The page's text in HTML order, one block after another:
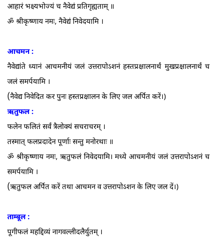
आहारं भक्ष्यभोज्यं च नैवेद्यं प्रतिगृह्यताम्‌ ॥
ॐ श्रीकृष्णाय नमः, नैवेद्यं निवेदयामि ।
आचमन :
नैवेद्यांते ध्यानं आचमनीयं जलं उत्तरापोऽशनं हस्तप्रक्षालनार्थं मुखप्रक्षालनार्थं च
जलं समर्पयामि ।
(नैवेद्य निवेदित कर पुनः हस्तप्रक्षालन के लिए जल अर्पित करें।)
ऋतुफल :
फलेन फलितं सर्वं त्रैलोक्यं सचराचरम्‌ ।
तस्मात्‌ फलप्रदादेन पूर्णाः सन्तु मनोरथाः ॥
ॐ श्रीकृष्णाय नमः, ऋतुफलं निवेदयामि। मध्ये आचमनीयं जलं उत्तरापोऽशनं च
समर्पयामि ।
(ऋतुफल अर्पित करें तथा आचमन व उत्तरापोऽशन के लिए जल दें।)
ताम्बूल :
पूगीफलं महद्दिव्यं नागवल्लीदलैर्युतम्‌ ।